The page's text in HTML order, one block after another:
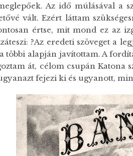
Az idő múlásával a
vált. Ezért láttam
értse, mit mond ez az
?Az eredeti szöveget a
többi alapján javítottam. A
át, célom csupán Katona
fejezi ki és ugyanott,